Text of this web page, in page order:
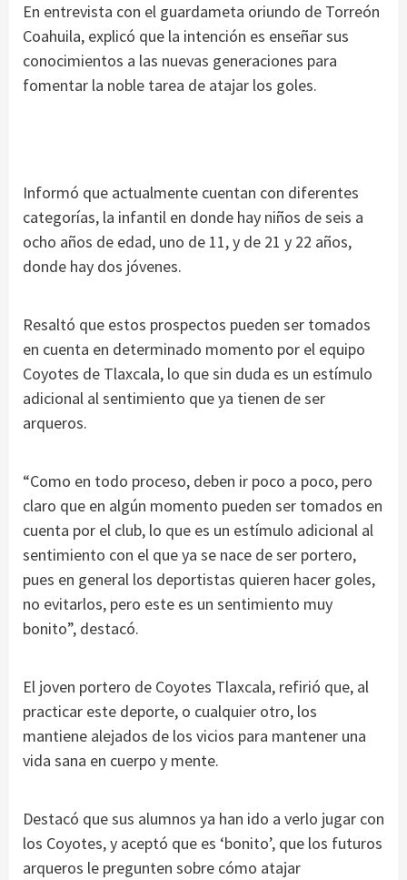
En entrevista con el guardameta oriundo de Torreón
Coahuila, explicó que la intención es enseñar sus
conocimientos a las nuevas generaciones para
fomentar la noble tarea de atajar los goles.
Informó que actualmente cuentan con diferentes
categorías, la infantil en donde hay niños de seis a
ocho años de edad, uno de 11, y de 21 y 22 años,
donde hay dos jóvenes.
Resaltó que estos prospectos pueden ser tomados
en cuenta en determinado momento por el equipo
Coyotes de Tlaxcala, lo que sin duda es un estímulo
adicional al sentimiento que ya tienen de ser
arqueros.
“Como en todo proceso, deben ir poco a poco, pero
claro que en algún momento pueden ser tomados en
cuenta por el club, lo que es un estímulo adicional al
sentimiento con el que ya se nace de ser portero,
pues en general los deportistas quieren hacer goles,
no evitarlos, pero este es un sentimiento muy
bonito”, destacó.
El joven portero de Coyotes Tlaxcala, refirió que, al
practicar este deporte, o cualquier otro, los
mantiene alejados de los vicios para mantener una
vida sana en cuerpo y mente.
Destacó que sus alumnos ya han ido a verlo jugar con
los Coyotes, y aceptó que es ‘bonito’, que los futuros
arqueros le pregunten sobre cómo atajar